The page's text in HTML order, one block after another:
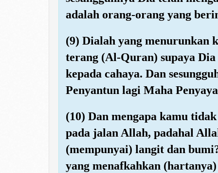
adalah orang-orang yang
(9) Dialah yang menurunkan
terang (Al-Quran) supaya
kepada cahaya. Dan
Penyantun lagi Maha
(10) Dan mengapa kamu
pada jalan Allah, padahal
(mempunyai) langit dan
yang menafkahkan